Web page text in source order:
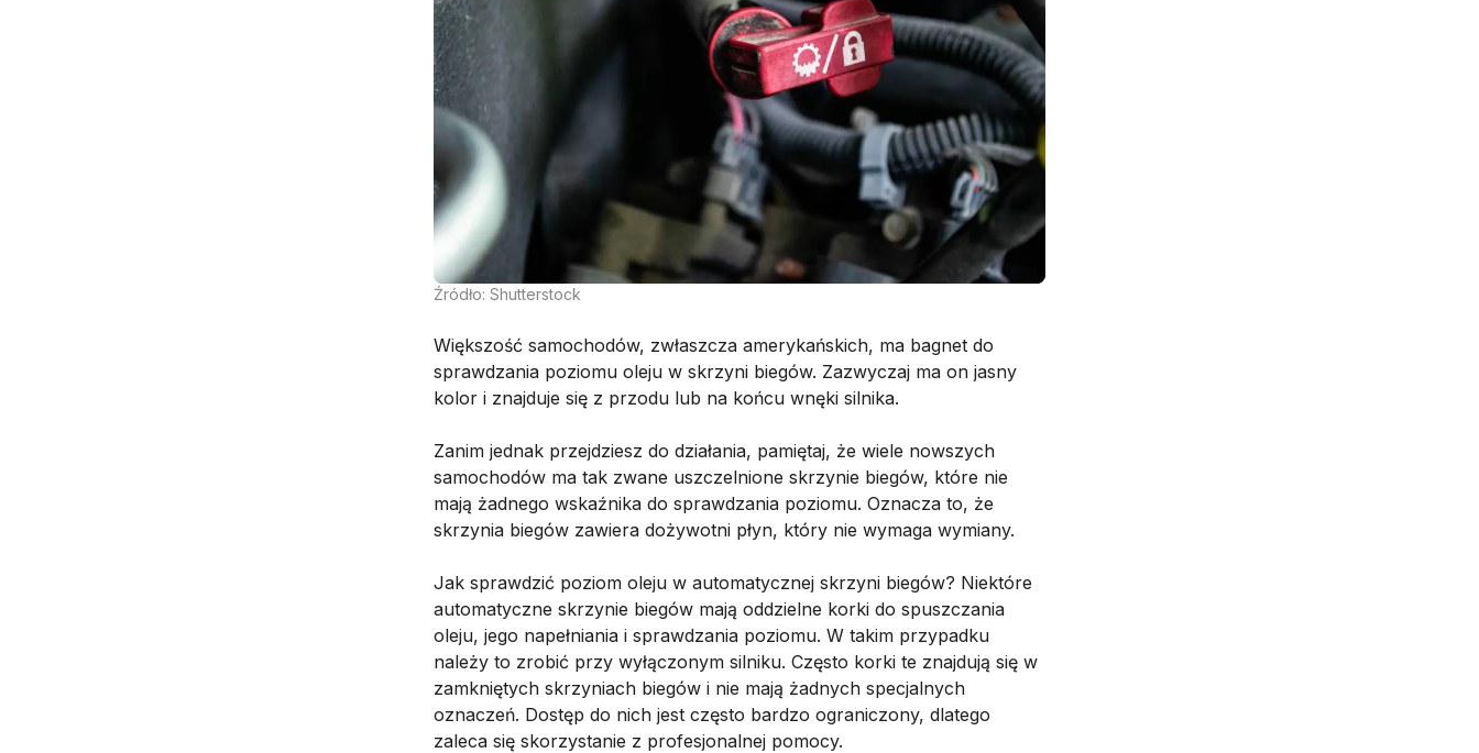
Źródło: Shutterstock
Większość samochodów, zwłaszcza amerykańskich, ma bagnet do
sprawdzania poziomu oleju w skrzyni biegów. Zazwyczaj ma on jasny
kolor i znajduje się z przodu lub na końcu wnęki silnika.
Zanim jednak przejdziesz do działania, pamiętaj, że wiele nowszych
samochodów ma tak zwane uszczelnione skrzynie biegów, które nie
mają żadnego wskaźnika do sprawdzania poziomu. Oznacza to, że
skrzynia biegów zawiera dożywotni płyn, który nie wymaga wymiany.
Jak sprawdzić poziom oleju w automatycznej skrzyni biegów? Niektóre
automatyczne skrzynie biegów mają oddzielne korki do spuszczania
oleju, jego napełniania i sprawdzania poziomu. W takim przypadku
należy to zrobić przy wyłączonym silniku. Często korki te znajdują się w
zamkniętych skrzyniach biegów i nie mają żadnych specjalnych
oznaczeń. Dostęp do nich jest często bardzo ograniczony, dlatego
zaleca się skorzystanie z profesjonalnej pomocy.